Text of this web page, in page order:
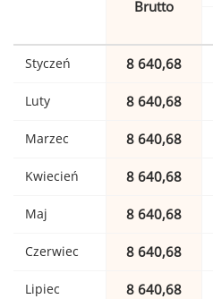
Brutto
Styczeń 8 640,68
Luty 8 640,68
Marzec 8 640,68
Kwiecień 8 640,68
Maj 8 640,68
Czerwiec 8 640,68
Lipiec 8 640,68